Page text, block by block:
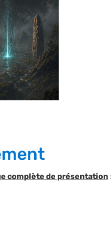
complète de présentation